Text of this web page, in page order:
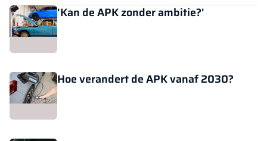
'Kan de APK zonder ambitie?'
Hoe verandert de APK vanaf 2030?